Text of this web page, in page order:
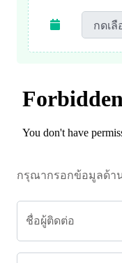
กรุณากรอกข้อมูลด้า
ชื่อผู้ติดต่อ